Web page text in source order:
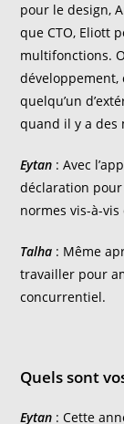
pour le design,
que CTO, Eliott
multifonctions.
développement,
quelqu’un
quand il y a des
Eytan : Avec
déclaration
normes vis-à-vis
Talha : Même
travailler pour
concurrentiel.
Quels sont
Eytan : Cette